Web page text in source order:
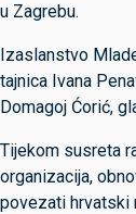
u Zagrebu.
Izaslanstvo
tajnica Ivana
Domagoj Ćorić,
Tijekom susreta
organizacija,
povezati hrvatski